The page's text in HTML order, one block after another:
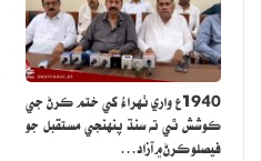
1940ع واري ٺهراءُ کي ختم ڪرڻ جي
ڪوشش ٿي ته سنڌ پنهنجي مستقبل جو
فيصلو ڪرڻ ۾ آزاد…